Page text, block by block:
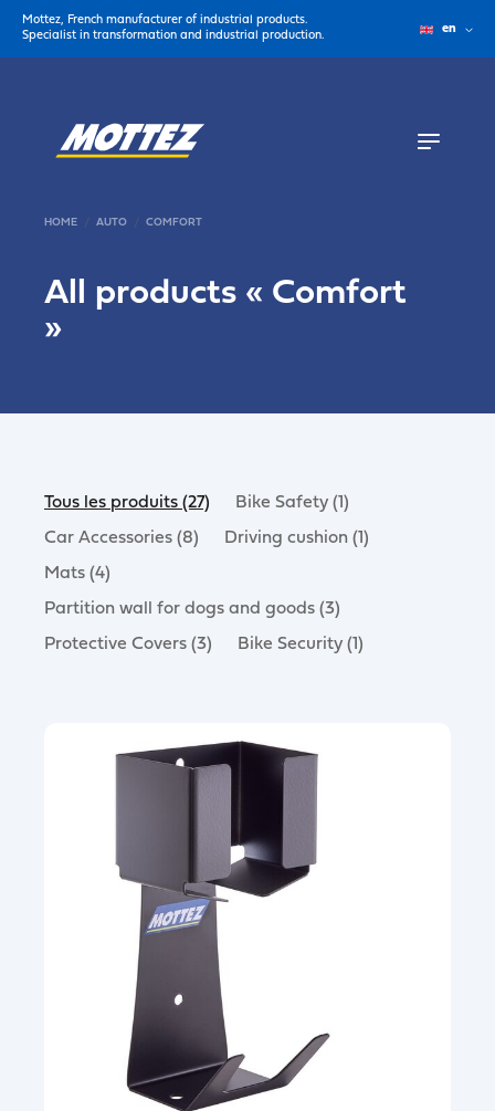
Mottez, French manufacturer of industrial products.
Specialist in transformation and industrial production.
en
HOME AUTO COMFORT
All products « Comfort
»
Tous les produits (27)
Bike Safety (1)
Car Accessories (8)
Driving cushion (1)
Mats (4)
Partition wall for dogs and goods (3)
Protective Covers (3)
Bike Security (1)